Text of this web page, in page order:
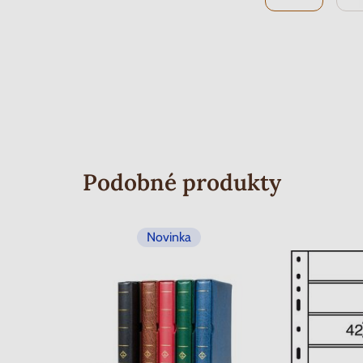
Podobné produkty
Novinka